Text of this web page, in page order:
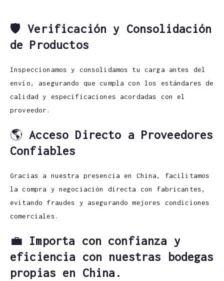
🛡️Verificación y Consolidación
de Productos
Inspeccionamos y consolidamos tu carga antes del
envío, asegurando que cumpla con los estándares de
calidad y especificaciones acordadas con el
proveedor.
🌎Acceso Directo a Proveedores
Confiables
Gracias a nuestra presencia en China, facilitamos
la compra y negociación directa con fabricantes,
evitando fraudes y asegurando mejores condiciones
comerciales.
💼 Importa con confianza y
eficiencia con nuestras bodegas
propias en China.